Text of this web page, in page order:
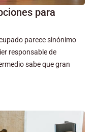
para
parece sinónimo
responsable de
sabe que gran